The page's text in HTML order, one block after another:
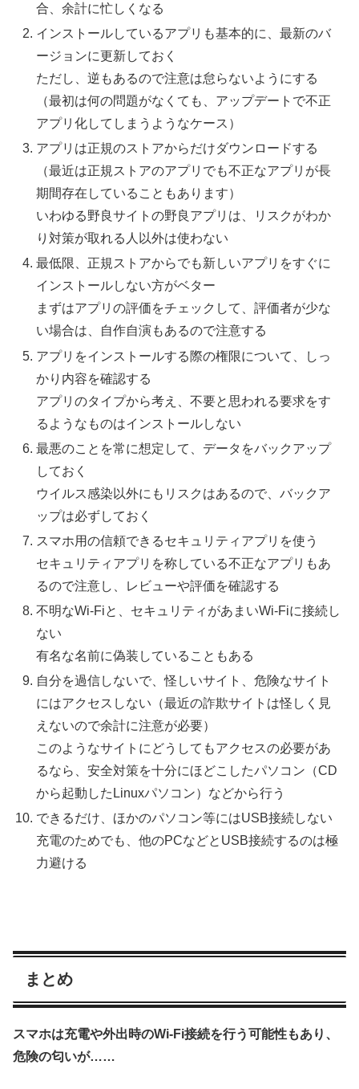
合、余計に忙しくなる
インストールしているアプリも基本的に、最新のバ
ージョンに更新しておく
ただし、逆もあるので注意は怠らないようにする
（最初は何の問題がなくても、アップデートで不正
アプリ化してしまうようなケース）
アプリは正規のストアからだけダウンロードする
（最近は正規ストアのアプリでも不正なアプリが長
期間存在していることもあります）
いわゆる野良サイトの野良アプリは、リスクがわか
り対策が取れる人以外は使わない
最低限、正規ストアからでも新しいアプリをすぐに
インストールしない方がベター
まずはアプリの評価をチェックして、評価者が少な
い場合は、自作自演もあるので注意する
アプリをインストールする際の権限について、しっ
かり内容を確認する
アプリのタイプから考え、不要と思われる要求をす
るようなものはインストールしない
最悪のことを常に想定して、データをバックアップ
しておく
ウイルス感染以外にもリスクはあるので、バックア
ップは必ずしておく
スマホ用の信頼できるセキュリティアプリを使う
セキュリティアプリを称している不正なアプリもあ
るので注意し、レビューや評価を確認する
不明なWi-Fiと、セキュリティがあまいWi-Fiに接続し
ない
有名な名前に偽装していることもある
自分を過信しないで、怪しいサイト、危険なサイト
にはアクセスしない（最近の詐欺サイトは怪しく見
えないので余計に注意が必要）
このようなサイトにどうしてもアクセスの必要があ
るなら、安全対策を十分にほどこしたパソコン（CD
から起動したLinuxパソコン）などから行う
できるだけ、ほかのパソコン等にはUSB接続しない
充電のためでも、他のPCなどとUSB接続するのは極
力避ける
まとめ
スマホは充電や外出時のWi-Fi接続を行う可能性もあり、
危険の匂いが……